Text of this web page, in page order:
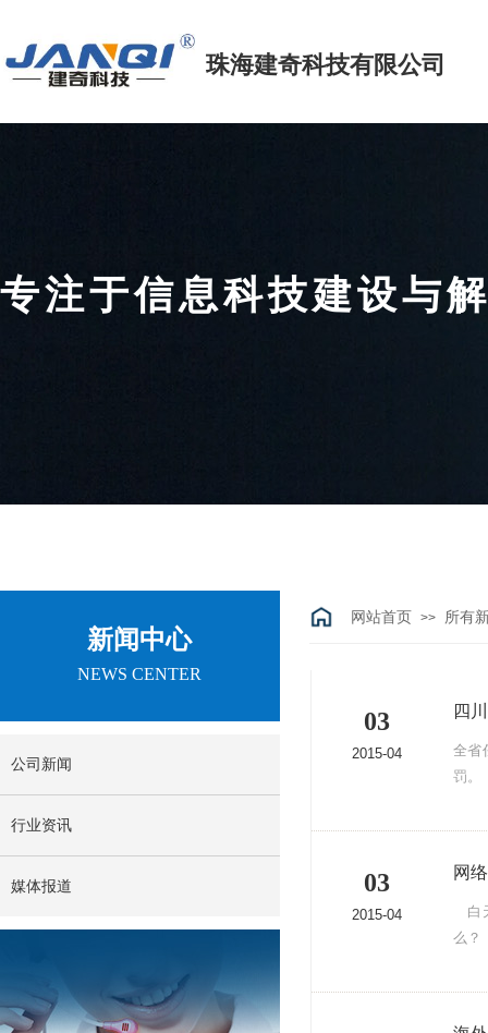
珠海建奇科技有限公司
专注于信息科技建设
网站首页 >> 所有
新闻中心
NEWS CENTER
03
2015-04
四
全省
罚。
03
2015-04
网
白
么？
公司新闻
行业资讯
媒体报道